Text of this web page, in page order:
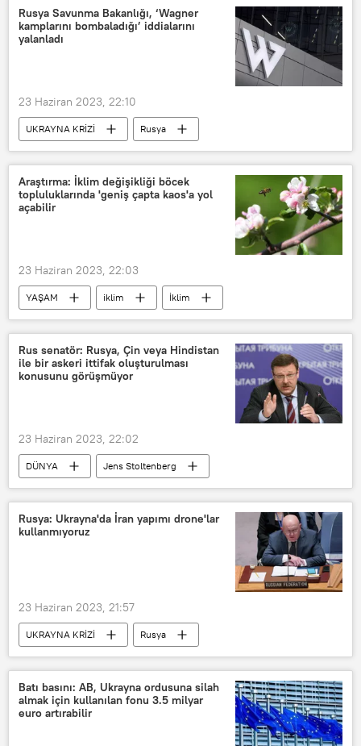
Rusya Savunma Bakanlığı, ‘Wagner
kamplarını bombaladığı’ iddialarını
yalanladı
23 Haziran 2023, 22:10
UKRAYNA KRİZİ
Rusya
Rusya Savunma Bakanlığı
Wagner grubu
Araştırma: İklim değişikliği böcek
topluluklarında 'geniş çapta kaos'a yol
açabilir
23 Haziran 2023, 22:03
YAŞAM iklim
İklim
iklim değişikliği
Böcek
ABD
Rus senatör: Rusya, Çin veya Hindistan
ile bir askeri ittifak oluşturulması
konusunu görüşmüyor
23 Haziran 2023, 22:02
DÜNYA
Jens Stoltenberg
NATO
Rusya
Çin
Hindistan
Konstantin Kosaçev
Rusya: Ukrayna'da İran yapımı drone'lar
kullanmıyoruz
23 Haziran 2023, 21:57
UKRAYNA KRİZİ
Rusya
Ukrayna
İran
Birleşmiş Milletler (BM)
Vasiliy Nebenzya
Batı basını: AB, Ukrayna ordusuna silah
almak için kullanılan fonu 3.5 milyar
euro artırabilir